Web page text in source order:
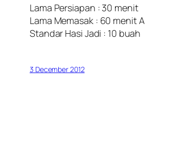
Lama Persiapan : 30 menit
Lama Memasak : 60 menit A
Standar Hasi Jadi : 10 buah
3 December 2012